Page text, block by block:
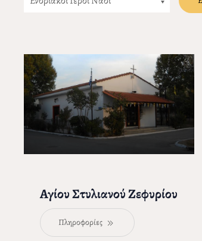
Αγίου Στυλιανού Ζεφυρίου
Πληροφορίες